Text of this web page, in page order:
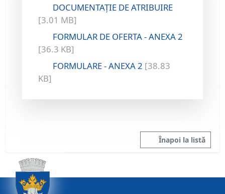
DOCUMENTAȚIE DE ATRIBUIRE
[3.01 MB]
FORMULAR DE OFERTA - ANEXA 2
[36.3 KB]
FORMULARE - ANEXA 2 [38.83
KB]
Înapoi la listă